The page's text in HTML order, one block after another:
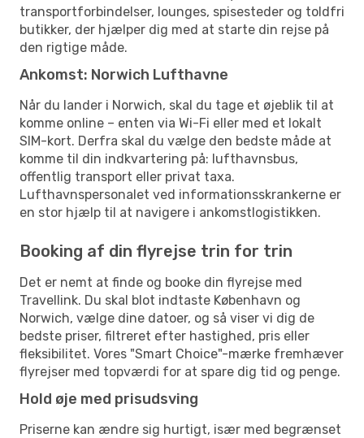
transportforbindelser, lounges, spisesteder og toldfri
butikker, der hjælper dig med at starte din rejse på
den rigtige måde.
Ankomst: Norwich Lufthavne
Når du lander i Norwich, skal du tage et øjeblik til at
komme online – enten via Wi-Fi eller med et lokalt
SIM-kort. Derfra skal du vælge den bedste måde at
komme til din indkvartering på: lufthavnsbus,
offentlig transport eller privat taxa.
Lufthavnspersonalet ved informationsskrankerne er
en stor hjælp til at navigere i ankomstlogistikken.
Booking af din flyrejse trin for trin
Det er nemt at finde og booke din flyrejse med
Travellink. Du skal blot indtaste København og
Norwich, vælge dine datoer, og så viser vi dig de
bedste priser, filtreret efter hastighed, pris eller
fleksibilitet. Vores "Smart Choice"-mærke fremhæver
flyrejser med topværdi for at spare dig tid og penge.
Hold øje med prisudsving
Priserne kan ændre sig hurtigt, især med begrænset